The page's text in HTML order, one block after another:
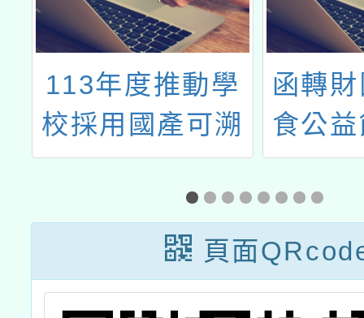
函轉財團法人灃
食公益飲食文化
教育基金會舉辦
第2屆「灃食夢
想計畫」飲食行
動創意競賽，請
為推
生喝
鈣健
請貴
向家
醒兌
頁面